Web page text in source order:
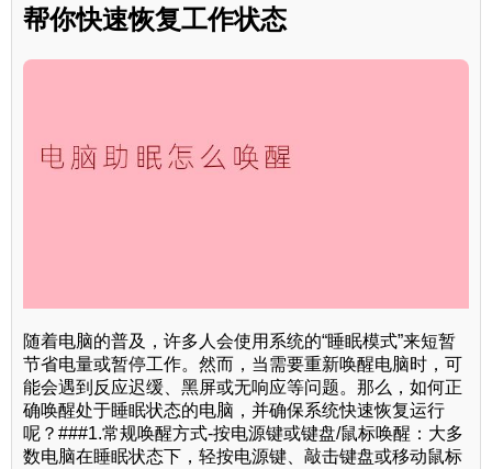
帮你快速恢复工作状态
随着电脑的普及，许多人会使用系统的“睡眠模式”来短暂
节省电量或暂停工作。然而，当需要重新唤醒电脑时，可
能会遇到反应迟缓、黑屏或无响应等问题。那么，如何正
确唤醒处于睡眠状态的电脑，并确保系统快速恢复运行
呢？###1.常规唤醒方式-按电源键或键盘/鼠标唤醒：大多
数电脑在睡眠状态下，轻按电源键、敲击键盘或移动鼠标